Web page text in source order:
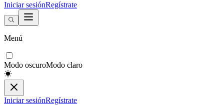
Iniciar sesiónRegístrate
Menú
Modo oscuroModo claro
Iniciar sesiónRegístrate